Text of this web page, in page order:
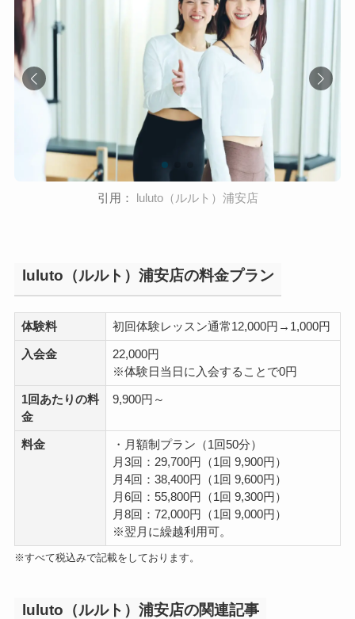
引用： luluto（ルルト）浦安店
luluto（ルルト）浦安店の料金プラン
体験料 初回体験レッスン通常12,000円→1,000円
入会金
22,000円
※体験日当日に入会することで0円
1回あたりの料
金
9,900円～
料金
・月額制プラン（1回50分）
月3回：29,700円（1回 9,900円）
月4回：38,400円（1回 9,600円）
月6回：55,800円（1回 9,300円）
月8回：72,000円（1回 9,000円）
※翌月に繰越利用可。
※すべて税込みで記載をしております。
luluto（ルルト）浦安店の関連記事